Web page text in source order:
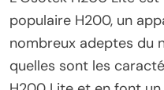
populaire H200, un
nombreux adeptes du
quelles sont les